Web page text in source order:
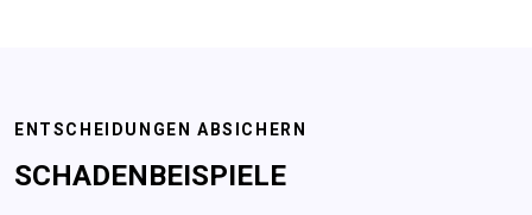
ENTSCHEIDUNGEN ABSICHERN
SCHADEN­BEISPIELE